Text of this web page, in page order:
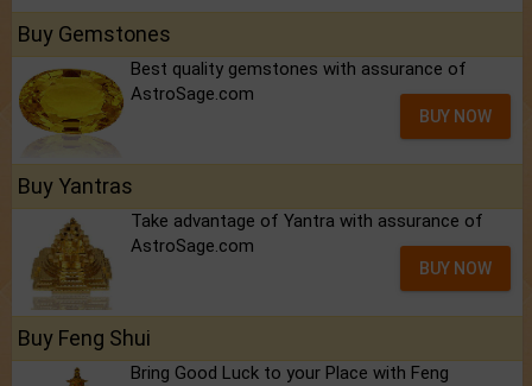
Buy Gemstones
Best quality gemstones with assurance of
AstroSage.com
BUY NOW
Buy Yantras
Take advantage of Yantra with assurance of
AstroSage.com
BUY NOW
Buy Feng Shui
Bring Good Luck to your Place with Feng